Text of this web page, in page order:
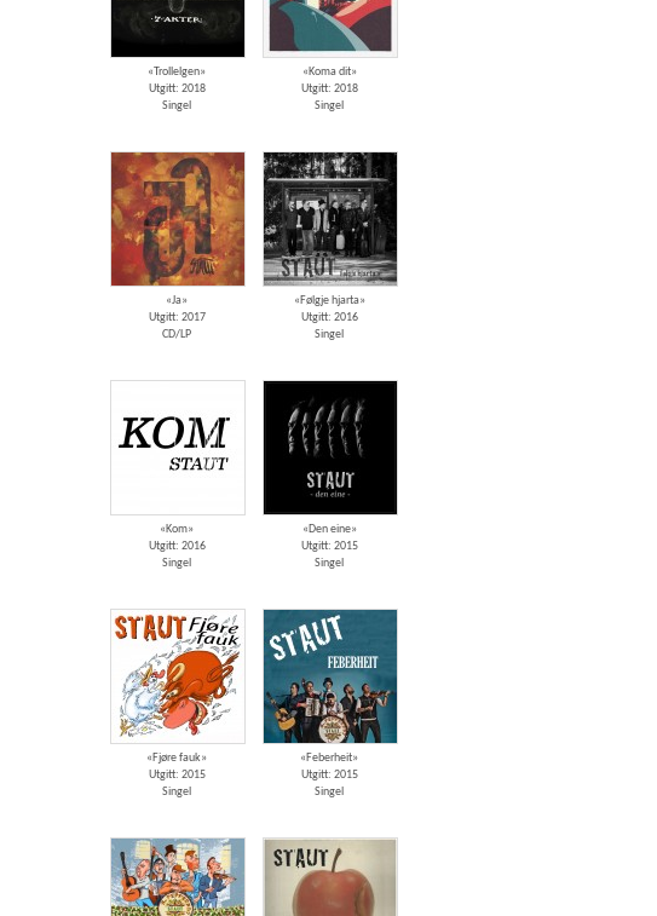
«Trollelgen»
Utgitt: 2018
Singel
«Koma dit»
Utgitt: 2018
Singel
«Ja»
Utgitt: 2017
CD/LP
«Følgje hjarta»
Utgitt: 2016
Singel
«Kom»
Utgitt: 2016
Singel
«Den eine»
Utgitt: 2015
Singel
«Fjøre fauk»
Utgitt: 2015
Singel
«Feberheit»
Utgitt: 2015
Singel